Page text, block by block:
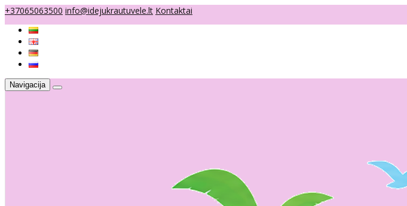
+37065063500 info@idejukrautuvele.lt Kontaktai
Navigacija